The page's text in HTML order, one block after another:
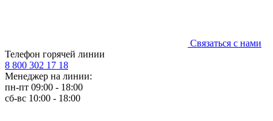
Связаться с нами
Телефон горячей линии
8 800 302 17 18
Менеджер на линии:
пн-пт 09:00 - 18:00
сб-вс 10:00 - 18:00